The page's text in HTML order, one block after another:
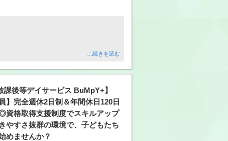
…続きを読む
課後等デイサービス BuMpY+】
】完全週休2日制＆年間休日120日
資格取得支援制度でスキルアップ
やすさ抜群の環境で、子どもたち
めませんか？